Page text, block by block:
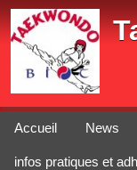
Accueil News
infos pratiques et
Panneau de gestion